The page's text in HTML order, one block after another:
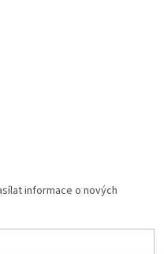
informace o nových